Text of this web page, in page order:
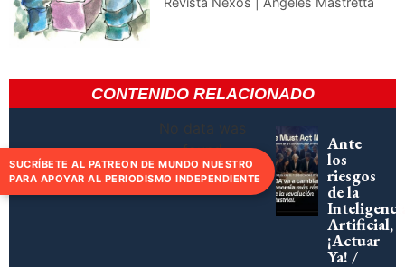
CONTENIDO RELACIONADO
No data was
found
Ante
los
riesgos
de la
Artificial,
¡Actuar
Ya! /
SUCRÍBETE AL PATREON DE MUNDO NUESTRO
PARA APOYAR AL PERIODISMO INDEPENDIENTE